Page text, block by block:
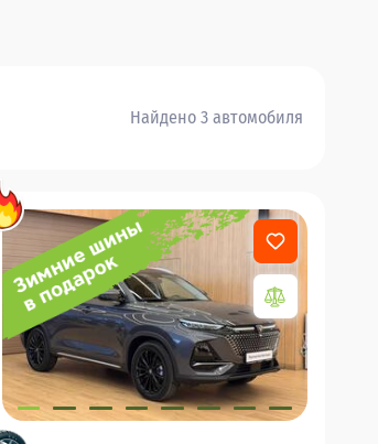
Найдено 3 автомобиля